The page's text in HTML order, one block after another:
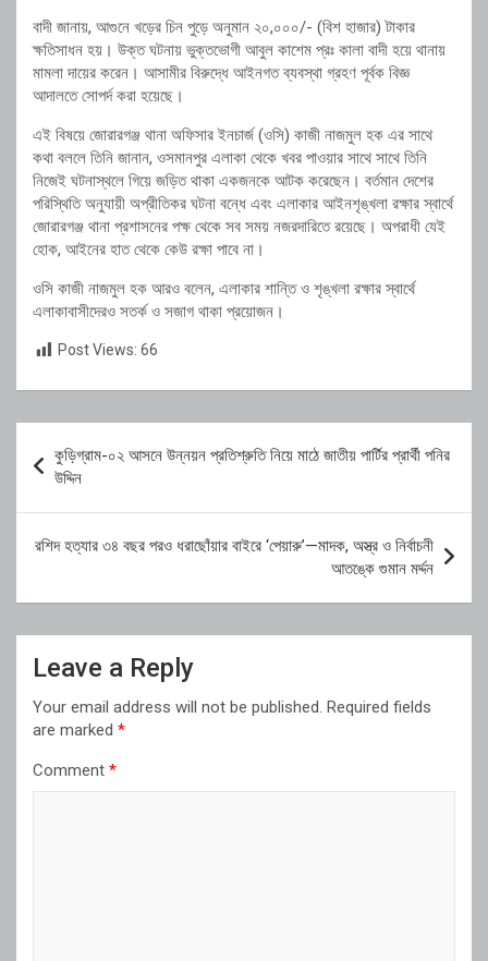
বাদী জানায়, আগুনে খড়ের চিন পুড়ে অনুমান ২০,০০০/- (বিশ হাজার) টাকার
ক্ষতিসাধন হয়। উক্ত ঘটনায় ভুক্তভোগী আবুল কাশেম প্রঃ কালা বাদী হয়ে থানায়
মামলা দায়ের করেন। আসামীর বিরুদ্ধে আইনগত ব্যবস্থা গ্রহণ পূর্বক বিজ্ঞ
আদালতে সোপর্দ করা হয়েছে।
এই বিষয়ে জোরারগঞ্জ থানা অফিসার ইনচার্জ (ওসি) কাজী নাজমুল হক এর সাথে
কথা বললে তিনি জানান, ওসমানপুর এলাকা থেকে খবর পাওয়ার সাথে সাথে তিনি
নিজেই ঘটনাস্থলে গিয়ে জড়িত থাকা একজনকে আটক করেছেন। বর্তমান দেশের
পরিস্থিতি অনুযায়ী অপ্রীতিকর ঘটনা বন্ধে এবং এলাকার আইনশৃঙ্খলা রক্ষার স্বার্থে
জোরারগঞ্জ থানা প্রশাসনের পক্ষ থেকে সব সময় নজরদারিতে রয়েছে। অপরাধী যেই
হোক, আইনের হাত থেকে কেউ রক্ষা পাবে না।
ওসি কাজী নাজমুল হক আরও বলেন, এলাকার শান্তি ও শৃঙ্খলা রক্ষার স্বার্থে
এলাকাবাসীদেরও সতর্ক ও সজাগ থাকা প্রয়োজন।
Post Views: 66
navigation
কুড়িগ্রাম-০২ আসনে উন্নয়ন প্রতিশ্রুতি নিয়ে মাঠে জাতীয় পার্টির প্রার্থী পনির
উদ্দিন
রশিদ হত্যার ৩৪ বছর পরও ধরাছোঁয়ার বাইরে ‘পেয়ারু’—মাদক, অস্ত্র ও নির্বাচনী
আতঙ্কে গুমান মর্দ্দন
Leave a Reply
Your email address will not be published. Required fields
are marked *
Comment *